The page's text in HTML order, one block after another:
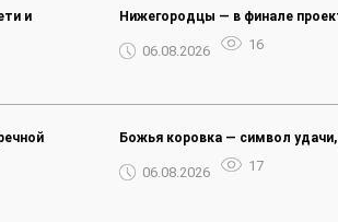
и
Нижегородцы — в финале
06.08.2026 16
Божья коровка — символ
06.08.2026 17